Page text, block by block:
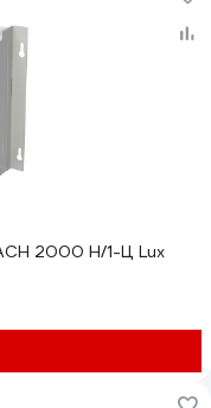
2000 Н/1-Ц Lux